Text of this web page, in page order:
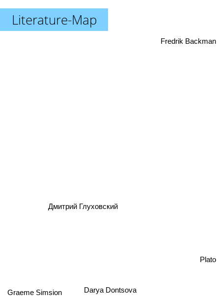
Literature-Map
Darya Dontsova
Дмитрий Глуховский
Graeme Simsion
Plato
Fredrik Backman